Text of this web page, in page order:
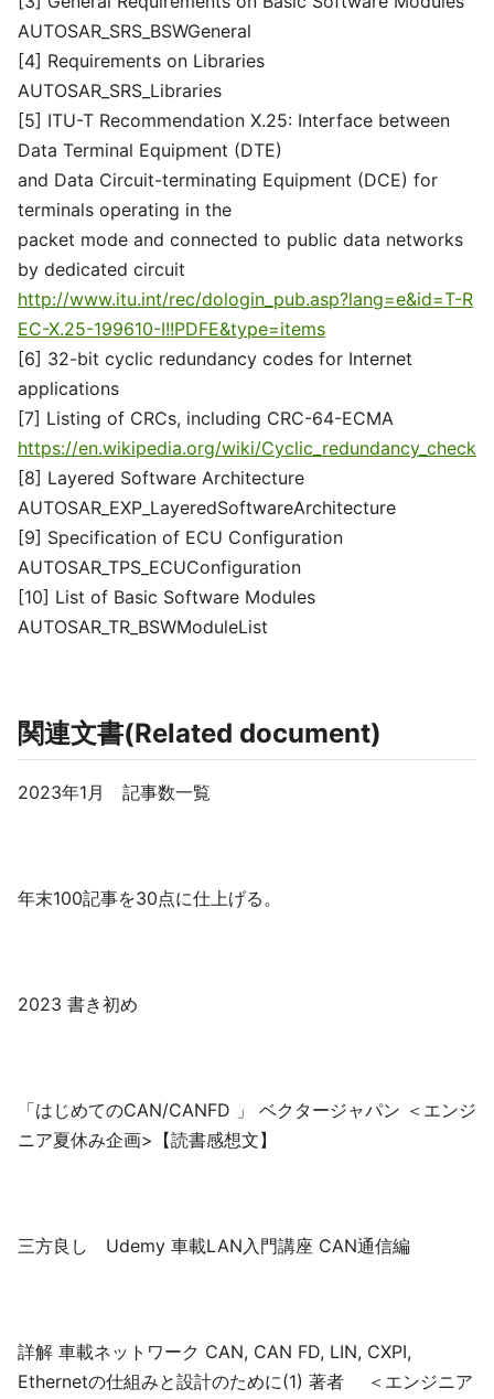
AUTOSAR_SRS_BSWGeneral
[4] Requirements on Libraries
AUTOSAR_SRS_Libraries
[5] ITU-T Recommendation X.25: Interface between
Data Terminal Equipment (DTE)
and Data Circuit-terminating Equipment (DCE) for
terminals operating in the
packet mode and connected to public data networks
by dedicated circuit
http://www.itu.int/rec/dologin_pub.asp?lang=e&id=T-R
EC-X.25-199610-I!!PDFE&type=items
[6] 32-bit cyclic redundancy codes for Internet
applications
[7] Listing of CRCs, including CRC-64-ECMA
https://en.wikipedia.org/wiki/Cyclic_redundancy_check
[8] Layered Software Architecture
AUTOSAR_EXP_LayeredSoftwareArchitecture
[9] Specification of ECU Configuration
AUTOSAR_TPS_ECUConfiguration
[10] List of Basic Software Modules
AUTOSAR_TR_BSWModuleList
関連文書(Related document)
2023年1月 記事数一覧
年末100記事を30点に仕上げる。
2023 書き初め
「はじめてのCAN/CANFD 」 ベクタージャパン ＜エンジ
ニア夏休み企画>【読書感想文】
三方良し Udemy 車載LAN入門講座 CAN通信編
詳解 車載ネットワーク CAN, CAN FD, LIN, CXPI,
Ethernetの仕組みと設計のために(1) 著者 ＜エンジニア